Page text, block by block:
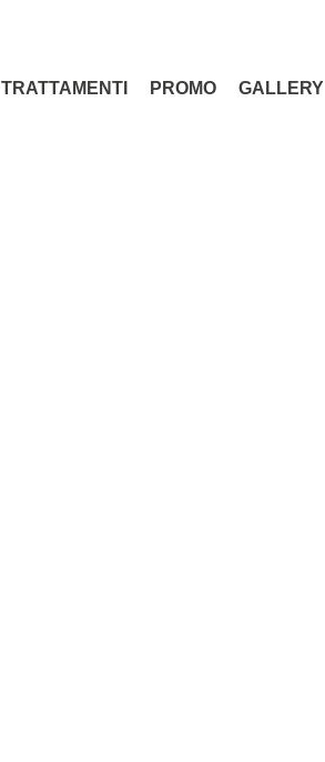
TRATTAMENTI PROMO GALLERY